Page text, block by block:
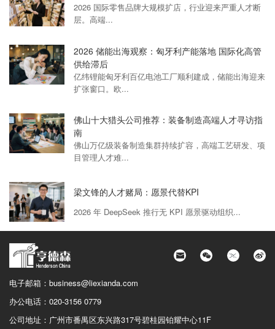
2026 国际零售品牌大规模扩店，行业迎来严重人才断
层。高端...
2026 储能出海观察：匈牙利产能落地 国际化高管
供给滞后
亿纬锂能匈牙利百亿电池工厂顺利建成，储能出海迎来
扩张窗口。欧...
佛山十大猎头公司推荐：装备制造高端人才寻访指
南
佛山万亿级装备制造集群持续扩容，高端工艺研发、项
目管理人才难...
梁文锋的人才赌局：愿景代替KPI
2026 年 DeepSeek 推行无 KPI 愿景驱动组织...
电子邮箱： business@liexianda.com
办公电话： 020-3156 0779
公司地址： 广州市番禺区东兴路317号碧桂园铂耀中心11F